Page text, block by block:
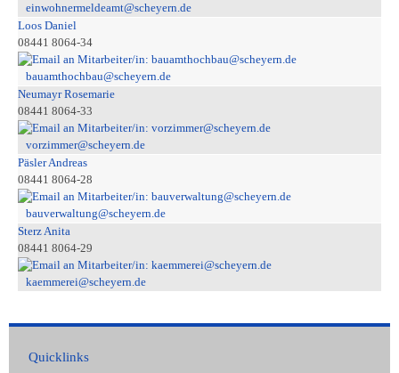
einwohnermeldeamt@scheyern.de
Loos Daniel
08441 8064-34
bauamthochbau@scheyern.de
Neumayr Rosemarie
08441 8064-33
vorzimmer@scheyern.de
Päsler Andreas
08441 8064-28
bauverwaltung@scheyern.de
Sterz Anita
08441 8064-29
kaemmerei@scheyern.de
Quicklinks